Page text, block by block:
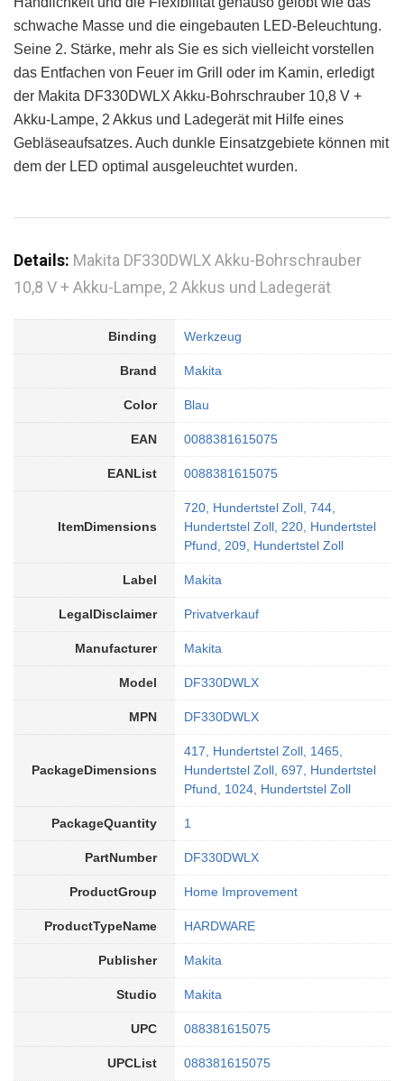
schwache Masse und die eingebauten LED-Beleuchtung.
Seine 2. Stärke, mehr als Sie es sich vielleicht vorstellen
das Entfachen von Feuer im Grill oder im Kamin, erledigt
der Makita DF330DWLX Akku-Bohrschrauber 10,8 V +
Akku-Lampe, 2 Akkus und Ladegerät mit Hilfe eines
Gebläseaufsatzes. Auch dunkle Einsatzgebiete können mit
dem der LED optimal ausgeleuchtet wurden.
Details: Makita DF330DWLX Akku-Bohrschrauber
10,8 V + Akku-Lampe, 2 Akkus und Ladegerät
Binding Werkzeug
Brand Makita
Color Blau
EAN 0088381615075
EANList 0088381615075
ItemDimensions
720, Hundertstel Zoll, 744,
Hundertstel Zoll, 220, Hundertstel
Pfund, 209, Hundertstel Zoll
Label Makita
LegalDisclaimer Privatverkauf
Manufacturer Makita
Model DF330DWLX
MPN DF330DWLX
PackageDimensions
417, Hundertstel Zoll, 1465,
Hundertstel Zoll, 697, Hundertstel
Pfund, 1024, Hundertstel Zoll
PackageQuantity 1
PartNumber DF330DWLX
ProductGroup Home Improvement
ProductTypeName HARDWARE
Publisher Makita
Studio Makita
UPC 088381615075
UPCList 088381615075